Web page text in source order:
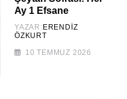
Ay 1 Efsane
YAZAR: ERENDIZ
ÖZKURT
10 TEMMUZ 2026